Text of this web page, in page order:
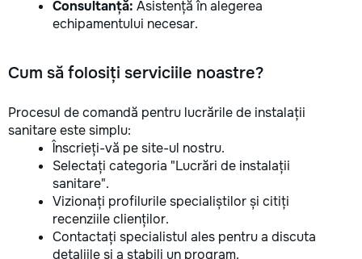
Consultanță: Asistență în alegerea
echipamentului necesar.
Cum să folosiți serviciile noastre?
Procesul de comandă pentru lucrările de instalații
sanitare este simplu:
Înscrieți-vă pe site-ul nostru.
Selectați categoria "Lucrări de instalații
sanitare".
Vizionați profilurile specialiștilor și citiți
recenziile clienților.
Contactați specialistul ales pentru a discuta
detaliile și a stabili un program.